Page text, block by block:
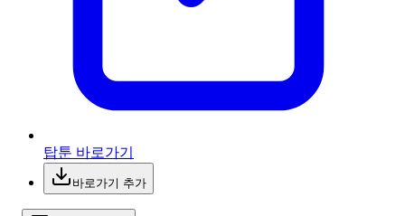
탑툰 바로가기
바로가기 추가